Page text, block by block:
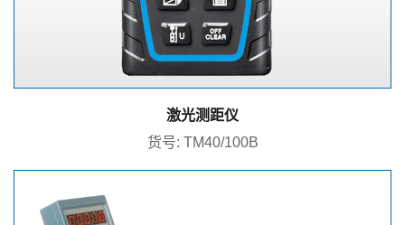
激光测距仪
货号: TM40/100B